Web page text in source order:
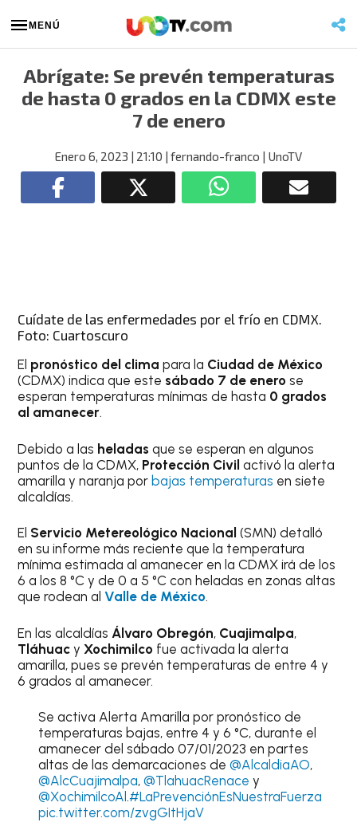
MENÚ
Abrígate: Se prevén temperaturas
de hasta 0 grados en la CDMX este
7 de enero
Enero 6, 2023 | 21:10 | fernando-franco | UnoTV
Cuídate de las enfermedades por el frío en CDMX.
Foto: Cuartoscuro
El pronóstico del clima para la Ciudad de México
(CDMX) indica que este sábado 7 de enero se
esperan temperaturas mínimas de hasta 0 grados
al amanecer.
Debido a las heladasque se esperan en algunos
puntos de la CDMX, Protección Civil activó la alerta
amarilla y naranja porbajas temperaturas en siete
alcaldías.
El Servicio Metereológico Nacional (SMN) detalló
en su informe más reciente que la temperatura
mínima estimada al amanecer en la CDMX irá de los
6 a los 8 °C y de 0 a 5 °C con heladas en zonas altas
que rodean alValle de México.
En las alcaldías Álvaro Obregón, Cuajimalpa,
Tláhuac yXochimilco fue activada la alerta
amarilla, pues se prevén temperaturas de entre 4 y
6 grados al amanecer.
Se activa Alerta Amarilla por pronóstico de
temperaturas bajas, entre 4 y 6 °C, durante el
amanecer del sábado 07/01/2023 en partes
altas de las demarcaciones de @AlcaldiaAO,
@AlcCuajimalpa, @TlahuacRenace y
@XochimilcoAl .#LaPrevenciónEsNuestraFuerza
pic.twitter.com/zvgGItHjaV